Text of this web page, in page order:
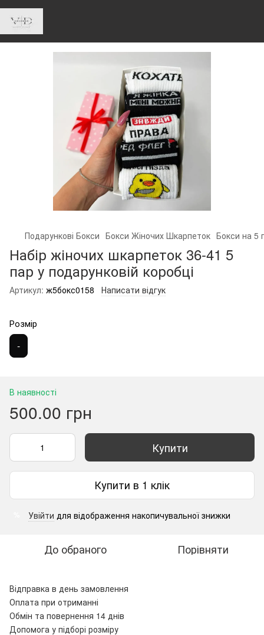
Подарункові Бокси Бокси Жіночих Шкарпеток Бокси на 5
Набір жіночих шкарпеток 36-41 5
пар у подарунковій коробці
Артикул: ж5бокс0158 Написати відгук
Розмір
-
В наявності
500.00 грн
Купити
Купити в 1 клік
Увійти для відображення накопичувальної знижки
До обраного Порівняти
Відправка в день замовлення
Оплата при отриманні
Обмін та повернення 14 днів
Допомога у підборі розміру